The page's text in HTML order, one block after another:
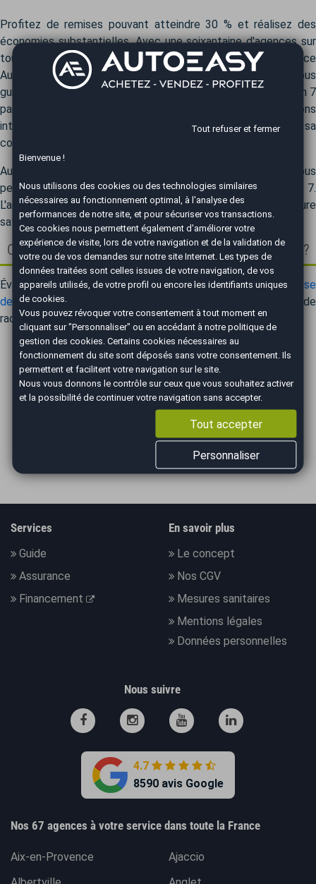
Profitez de remises pouvant atteindre 30 % et réalisez des
économies substantielles. Avec une soixantaine d'agences sur
toute la France, vous pouvez être sûr de trouver une agence
AutoEasy près de chez vous. Nos experts automobiles vous
guideront avec précision pour dénicher le modèle BYD Sealion 7
parfaitement adapté à vos attentes. Nous vous accompagnons
intégralement, de l'émergence de votre projet jusqu'à sa
concrétisation.
AutoEasy gère l'ensemble des démarches administratives, vous
permettant de savourer votre nouvelle BYD Sealion 7.
L'acquisition automobile devient un moment de pure
satisfaction. Faites confiance à AutoEasy.
Comptez-vous vous séparer de votre BYD Sealion 7 ?
Évaluez sans attendre et sans engagement la valeur dereprise
de votre BYD Sealion 7
sur AutoEasy. Notre processus de
rachat personnalisé s'adapte à vos besoins.
ILS PARLENT DE NOUS
Services
Guide
Assurance
Financement
En savoir plus
Le concept
Nos CGV
Mesures sanitaires
Mentions légales
Données personnelles
Nous suivre
4.7
8590 avis Google
Nos 67 agences à votre service dans toute la France
Aix-en-Provence
Ajaccio
Tout refuser et fermer
Bienvenue !
Nous utilisons des cookies ou des technologies similaires
nécessaires au fonctionnement optimal, à l'analyse des
performances de notre site, et pour sécuriser vos transactions.
Ces cookies nous permettent également d'améliorer votre
expérience de visite, lors de votre navigation et de la validation de
votre ou de vos demandes sur notre site Internet. Les types de
données traitées sont celles issues de votre navigation, de vos
appareils utilisés, de votre profil ou encore les identifiants uniques
de cookies.
Vous pouvez révoquer votre consentement à tout moment en
cliquant sur "Personnaliser" ou en accédant à notrepolitique de
gestion des cookies . Certains cookies nécessaires au
fonctionnement du site sont déposés sans votre consentement. Ils
permettent et facilitent votre navigation sur le site.
Nous vous donnons le contrôle sur ceux que vous souhaitez activer
et la possibilité de continuer votre navigation sans accepter.
Tout accepter
Personnaliser